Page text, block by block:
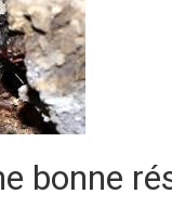
bonne